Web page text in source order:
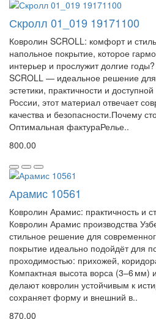
Скролл 01_019 19171100
Ковролин SCROLL: комфорт и
напольное покрытие, которое
интерьер и прослужит долгие
SCROLL — идеальное решение для
эстетики, практичности и
России, этот материал отвечает
качества и безопасности.Почему
Оптимальная фактураРелье..
800.00
Арамис 10561
Ковролин Арамис: практичность и
Ковролин Арамис производства
стильное решение для
покрытие идеально подойдёт для
проходимостью: прихожей,
Компактная высота ворса (3–6 мм)
делают ковролин устойчивым к
сохраняет форму и внешний в..
870.00